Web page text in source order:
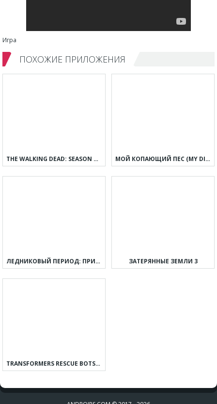
Игра
ПОХОЖИЕ ПРИЛОЖЕНИЯ
THE WALKING DEAD: SEASON ONE МОЙ КОПАЮЩИЙ ПЕС (MY DIGGY DOG)
ЛЕДНИКОВЫЙ ПЕРИОД: ПРИКЛЮЧЕНИЯ ЗАТЕРЯННЫЕ ЗЕМЛИ 3
TRANSFORMERS RESCUE BOTS: ПРИКЛЮЧЕНИЯ ГЕРОЕВ